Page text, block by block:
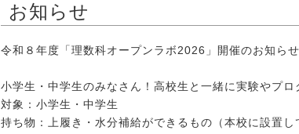
お知らせ
令和８年度「理数科オープンラボ2026」開催のお知らせ
小学生・中学生のみなさん！高校生と一緒に実験やプロ
対象：小学生・中学生
持ち物：上履き・水分補給ができるもの（本校に設置し